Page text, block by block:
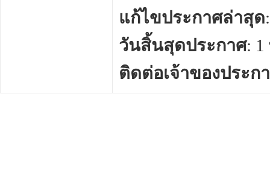
แก้ไขประกาศล่าสุด
วันสิ้นสุดประกาศ: 1
ติดต่อเจ้าของประก